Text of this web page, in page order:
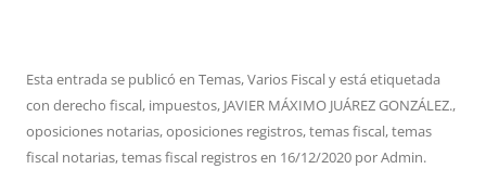
Esta entrada se publicó en Temas,Varios Fiscaly está etiquetada
con derecho fiscal, impuestos, JAVIER MÁXIMO JUÁREZ GONZÁLEZ.,
oposiciones notarias,oposiciones registros,temas fiscal,temas
fiscal notarias,temas fiscal registrosen 16/12/2020 porAdmin.